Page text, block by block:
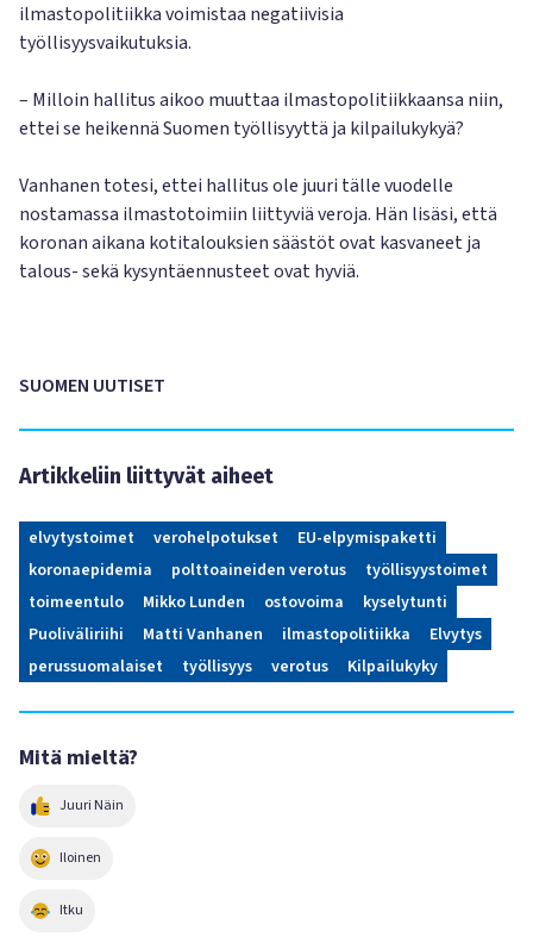
ilmastopolitiikka voimistaa negatiivisia
työllisyysvaikutuksia.
– Milloin hallitus aikoo muuttaa ilmastopolitiikkaansa niin,
ettei se heikennä Suomen työllisyyttä ja kilpailukykyä?
Vanhanen totesi, ettei hallitus ole juuri tälle vuodelle
nostamassa ilmastotoimiin liittyviä veroja. Hän lisäsi, että
koronan aikana kotitalouksien säästöt ovat kasvaneet ja
talous- sekä kysyntäennusteet ovat hyviä.
SUOMEN UUTISET
Artikkeliin liittyvät aiheet
elvytystoimet verohelpotukset
EU-elpymispaketti
koronaepidemia
polttoaineiden verotus
työllisyystoimet
toimeentulo
Mikko Lunden ostovoima
kyselytunti
Puoliväliriihi
Matti Vanhanen ilmastopolitiikka
Elvytys
perussuomalaiset
työllisyys verotus Kilpailukyky
Mitä mieltä?
Juuri Näin
Iloinen
Itku